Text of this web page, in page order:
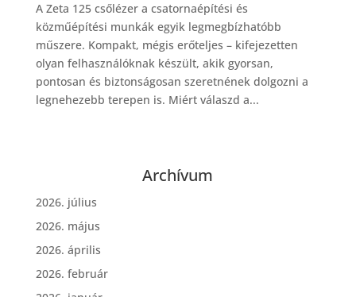
A Zeta 125 csőlézer a csatornaépítési és
közműépítési munkák egyik legmegbízhatóbb
műszere. Kompakt, mégis erőteljes – kifejezetten
olyan felhasználóknak készült, akik gyorsan,
pontosan és biztonságosan szeretnének dolgozni a
legnehezebb terepen is. Miért válaszd a...
Archívum
2026. július
2026. május
2026. április
2026. február